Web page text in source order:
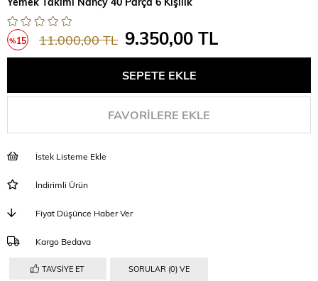
%15 11.000,00 TL 9.350,00 TL
FAVORILERE EKLE
İstek Listeme Ekle
İndirimli Ürün
Fiyat Düşünce Haber Ver
Kargo Bedava
TAVSIYE ET SORULAR (0) VE